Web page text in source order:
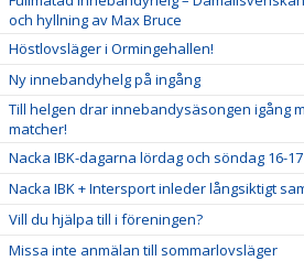
och hyllning av Max Bruce
Höstlovsläger i Ormingehallen!
Ny innebandyhelg på ingång
Till helgen drar innebandysäsongen igång
matcher!
Nacka IBK-dagarna lördag och söndag 16-
Nacka IBK + Intersport inleder långsiktigt
Vill du hjälpa till i föreningen?
Missa inte anmälan till sommarlovsläger